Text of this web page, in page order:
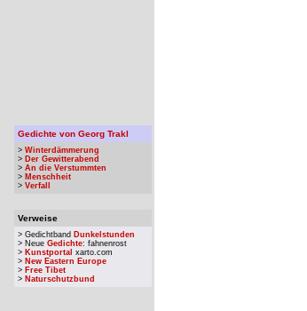
Gedichte von Georg Trakl
> Winterdämmerung
> Der Gewitterabend
> An die Verstummten
> Menschheit
> Verfall
Verweise
> Gedichtband Dunkelstunden
> Neue Gedichte: fahnenrost
> Kunstportal xarto.com
> New Eastern Europe
> Free Tibet
> Naturschutzbund